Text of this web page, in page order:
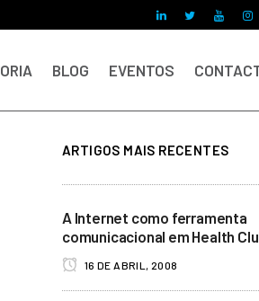
BLOG EVENTOS
ARTIGOS MAIS RECENTES
A Internet como ferramenta
comunicacional em Health
16 DE ABRIL, 2008